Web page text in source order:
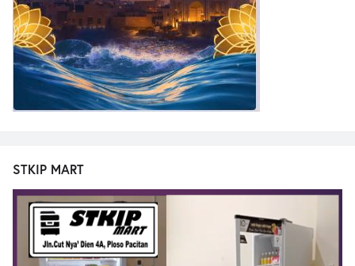
STKIP MART